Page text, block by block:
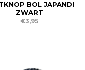
BOL JAPANDI
ZWART
€3,95